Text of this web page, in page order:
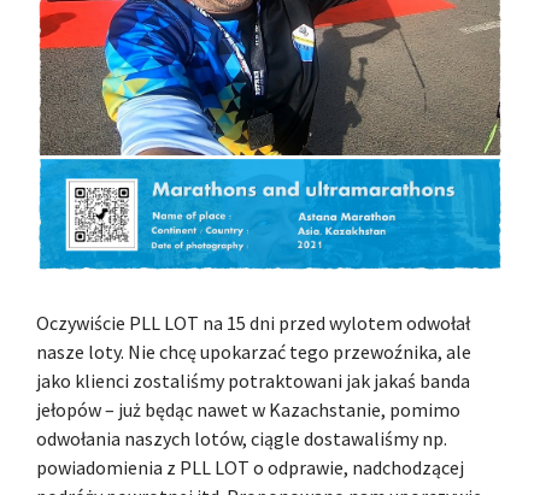
Oczywiście PLL LOT na 15 dni przed wylotem odwołał
nasze loty. Nie chcę upokarzać tego przewoźnika, ale
jako klienci zostaliśmy potraktowani jak jakaś banda
jełopów – już będąc nawet w Kazachstanie, pomimo
odwołania naszych lotów, ciągle dostawaliśmy np.
powiadomienia z PLL LOT o odprawie, nadchodzącej